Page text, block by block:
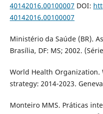
40142016.00100007 DOI:
40142016.00100007
Ministério da Saúde (BR).
Brasília, DF: MS; 2002.
World Health
strategy: 2014-2023.
Monteiro MMS. Práticas